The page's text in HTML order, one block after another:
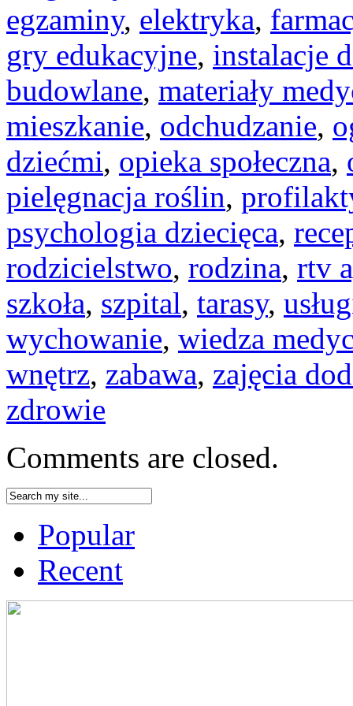
egzaminy, elektryka,
gry edukacyjne, instalacje
budowlane, materiały
mieszkanie, odchudzanie,
dziećmi, opieka społeczna,
pielęgnacja roślin,
psychologia dziecięca,
rodzicielstwo, rodzina, rtv
szkoła, szpital, tarasy,
wychowanie, wiedza
wnętrz, zabawa, zajęcia
zdrowie
Comments are closed.
Popular
Recent